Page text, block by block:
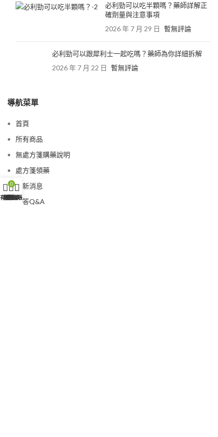
必利勁可以吃半顆嗎？藥師詳解正
確劑量與注意事項
2026 年 7 月 29 日 暫無評論
必利勁可以跟犀利士一起吃嗎？藥師為你詳細拆解
2026 年 7 月 22 日 暫無評論
導航菜單
首頁
所有商品
無處方箋購藥說明
處方箋領藥
最新消息
問答Q&A
商品
0
購物車
我的賬戶
客服WhatsApp